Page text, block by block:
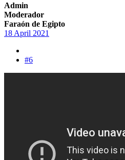
Admin
Moderador
Faraón de Egipto
18 April 2021
#6